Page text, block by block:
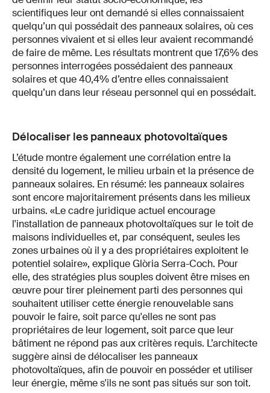
scientifiques leur ont demandé si elles connaissaient
quelqu’un qui possédait des panneaux solaires, où ces
personnes vivaient et si elles leur avaient recommandé
de faire de même. Les résultats montrent que 17,6% des
personnes interrogées possédaient des panneaux
solaires et que 40,4% d’entre elles connaissaient
quelqu’un dans leur réseau personnel qui en possédait.
Délocaliser les panneaux photovoltaïques
L’étude montre également une corrélation entre la
densité du logement, le milieu urbain et la présence de
panneaux solaires. En résumé: les panneaux solaires
sont encore majoritairement présents dans les milieux
urbains. «Le cadre juridique actuel encourage
l'installation de panneaux photovoltaïques sur le toit de
maisons individuelles et, par conséquent, seules les
zones urbaines où il y a des propriétaires exploitent le
potentiel solaire», explique Glòria Serra-Coch. Pour
elle, des stratégies plus souples doivent être mises en
œuvre pour tirer pleinement parti des personnes qui
souhaitent utiliser cette énergie renouvelable sans
pouvoir le faire, soit parce qu'elles ne sont pas
propriétaires de leur logement, soit parce que leur
bâtiment ne répond pas aux critères requis. L’architecte
suggère ainsi de délocaliser les panneaux
photovoltaïques, afin de pouvoir en posséder et utiliser
leur énergie, même s'ils ne sont pas situés sur son toit.